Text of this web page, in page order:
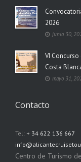
2026
junio 30,
VI
Costa
mayo 31,
Contacto
Tel: + 34 622 136 667
Centro de Turismo